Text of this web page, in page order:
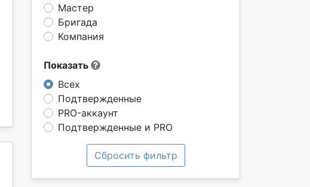
Мастер
Бригада
Компания
Показать
Всех
Подтвержденные
PRO-аккаунт
Подтвержденные и PRO
Сбросить фильтр